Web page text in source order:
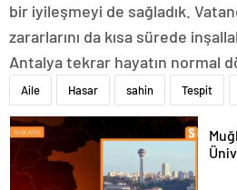
bir iyileşmeyi de sağladık.
zararlarını da kısa sürede
Antalya tekrar hayatın normal
Aile Hasar sahin Tespit